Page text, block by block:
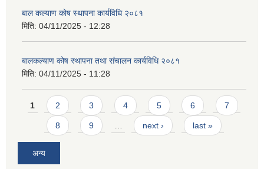
बाल कल्याण कोष स्थापना कार्यविधि २०८१
मिति: 04/11/2025 - 12:28
बालकल्याण कोष स्थापना तथा संचालन कार्यविधि २०८१
मिति: 04/11/2025 - 11:28
Pages
1 2 3 4 5 6 7
8 9 … next › last »
अन्य